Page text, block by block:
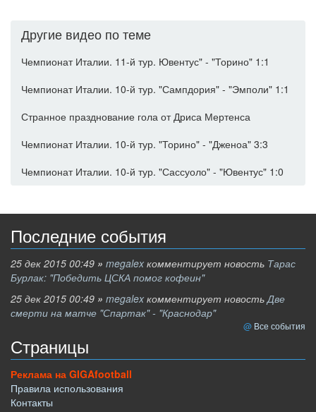
Другие видео по теме
Чемпионат Италии. 11-й тур. Ювентус" - "Торино" 1:1
Чемпионат Италии. 10-й тур. "Сампдория" - "Эмполи" 1:1
Странное празднование гола от Дриса Мертенса
Чемпионат Италии. 10-й тур. "Торино" - "Дженоа" 3:3
Чемпионат Италии. 10-й тур. "Сассуоло" - "Ювентус" 1:0
Последние события
25 дек 2015 00:49 » megalex комментирует новость Тарас
Бурлак: "Победить ЦСКА помог кофеин"
25 дек 2015 00:49 » megalex комментирует новостьДве
смерти на матче "Спартак" - "Краснодар"
Все события
Страницы
Реклама на GIGAfootball
Правила использования
Контакты